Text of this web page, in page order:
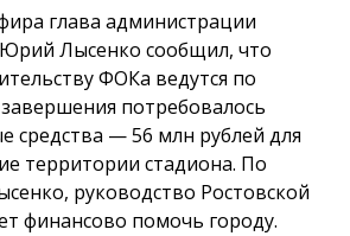
глава администрации
Лысенко сообщил, что
ФОКа ведутся по
потребовалось
средства — 56 млн рублей для
территории стадиона. По
руководство Ростовской
финансово помочь городу.